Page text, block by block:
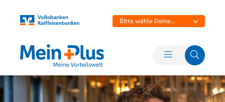
Bitte wähle Deine